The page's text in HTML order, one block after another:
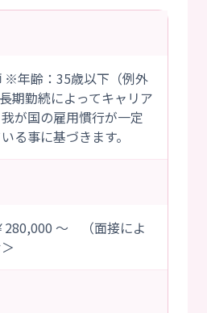
※年齢：35歳以下（例外
期勤続によってキャリア
が国の雇用慣行が一定
る事に基づきます。
280,000 ～ （面接によ